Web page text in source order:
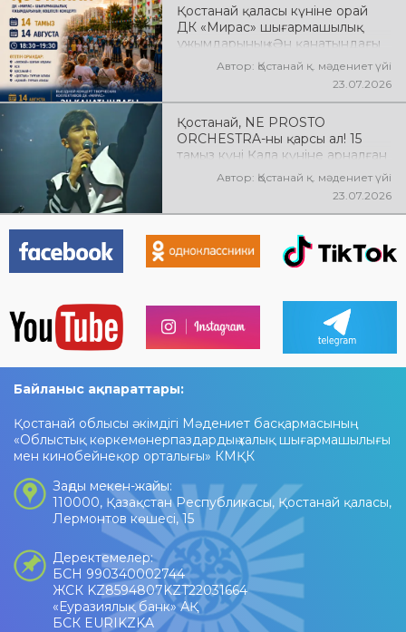
Қостанай қаласы күніне орай
ДК «Мирас» шығармашылық
ұжымдарының «Ән қанатындағы
Қостанай» көшпелі концерті
өтеді! Баршаңызды мерекелік
Автор: Қостанай қ. мәдениет үйі
23.07.2026
Қостанай, NE PROSTO
ORCHESTRA-ны қарсы ал! 15
тамыз күні Қала күніне арналған
мерекелік концертте NE
PROSTO ORCHESTRA өнер
көрсетеді! @ne_prosto_orchestra
Автор: Қостанай қ. мәдениет үйі
23.07.2026
Байланыс ақпараттары:
Қостанай облысы әкімдігі Мәдениет басқармасының
«Облыстық көркемөнерпаздардың халық шығармашылығы
мен кинобейнеқор орталығы» КМҚК
Заңды мекен-жайы:
110000, Қазақстан Республикасы, Қостанай қаласы,
Лермонтов көшесі, 15
Деректемелер:
БСН 990340002744
ЖСК KZ8594807KZT22031664
«Еуразиялық банк» АҚ
БСК EURIKZKA